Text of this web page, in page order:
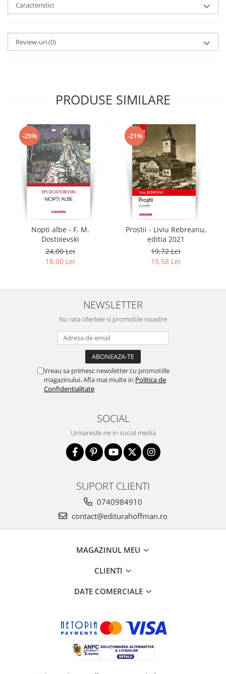
Caracteristici
Review-uri(0)
PRODUSE SIMILARE
-25%
Nopti albe - F. M.
Dostoievski
24,00 Lei
18,00 Lei
-21%
Prostii - Liviu Rebreanu,
editia 2021
19,72 Lei
15,58 Lei
NEWSLETTER
Nu rata ofertele si promotiile noastre
Vreau sa primesc newsletter cu promotiile
magazinului. Afla mai multe in Politica de
Confidentialitate
SOCIAL
Urmareste-ne in social media
SUPORT CLIENTI
0740984910
contact@editurahoffman.ro
MAGAZINUL MEU
CLIENTI
DATE COMERCIALE